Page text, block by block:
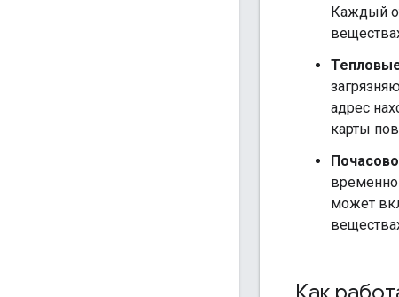
Каждый
адрес
карты
может